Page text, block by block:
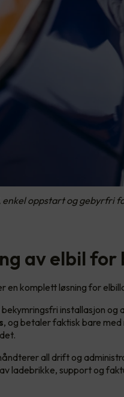
enkel oppstart og gebyrfri
av elbil
en komplett løsning for
bekymringsfri installasjon
, og betaler faktisk bare
all drift og
ladebrikke, support og